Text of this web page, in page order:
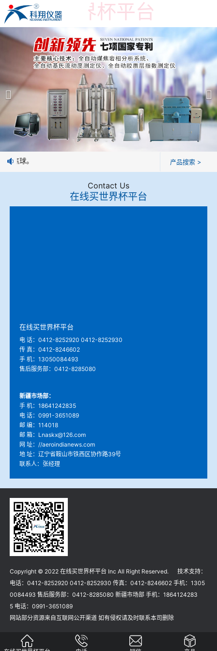
在线买世界杯平台
在线买世界杯平台
产品展示 ＞
焦炭高温性能检测系统
焦化行业检测及优化配煤设备
球团矿/烧结矿/块矿高温冶金性能检测系统
烧结/球团优化配矿研究设备
公司简介
在线买世界杯平台
企业业绩
技术交流
标准下载
制焦球。 产品搜索 >
Contact Us
在线买世界杯平台
在线买世界杯平台
电 话：0412-8252920 0412-8252930
传 真：0412-8246602
手 机：13050084493
售后服务部：0412-8285080
新疆市场部：
手 机：18641242835
电 话：0991-3651089
邮 编：114018
邮 箱：Lnaskx@126.com
网 址：//aeroindianews.com
地 址：辽宁省鞍山市铁西区协作路39号
联系人：张经理
Copyright © 2022 在线买世界杯平台 Inc All Right Reserved. 技术支持：
电话：0412-8252920 0412-8252930 传真：0412-8246602 手机：1305
0084493 售后服务部：0412-8285080 新疆市场部 手机：1864124283
5 电话：0991-3651089
网站部分资源来自互联网公开渠道 如有侵权请及时联系本司删除